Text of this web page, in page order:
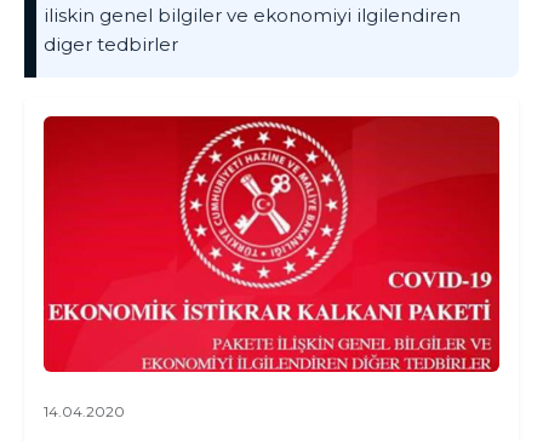
iliskin genel bilgiler ve ekonomiyi ilgilendiren
diger tedbirler
14.04.2020